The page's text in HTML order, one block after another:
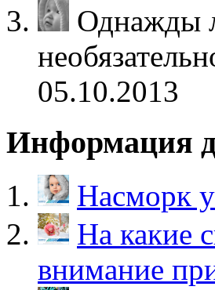
Однажды
05.10.2013
Информация
Насморк
На какие
внимание